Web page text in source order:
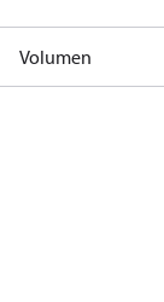
Volumen